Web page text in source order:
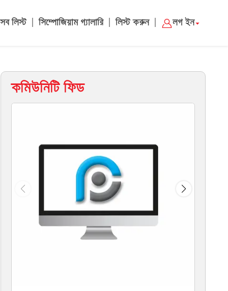
সব লিস্ট সিম্পোজিয়াম গ্যালারি লিস্ট করুন লগ ইন
কমিউনিটি ফিড